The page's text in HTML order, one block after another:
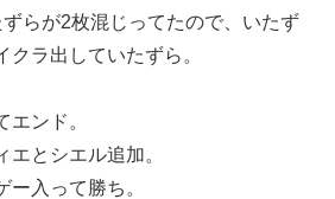
らが2枚混じってたので、いたず
クラ出していたずら。
エンド。
エとシエル追加。
ー入って勝ち。